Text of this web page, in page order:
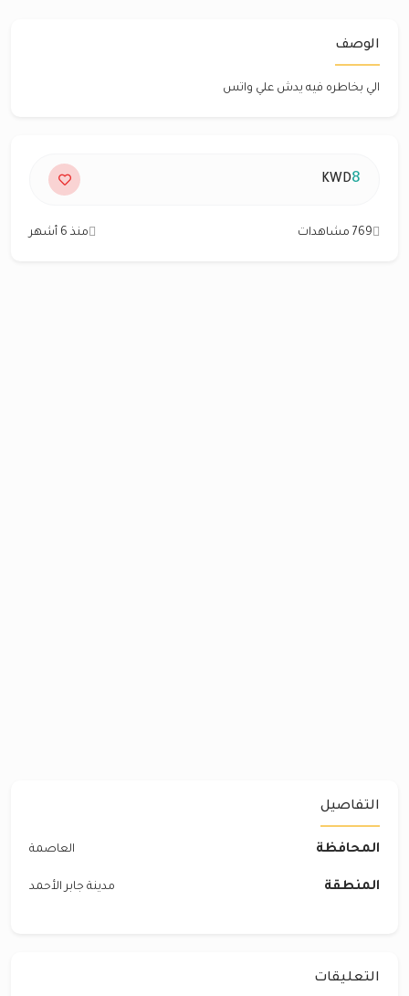
الوصف
الي بخاطره فيه يدش علي واتس
8
KWD
769 مشاهدات منذ 6 أشهر
التفاصيل
المحافظة العاصمة
المنطقة مدينة جابر الأحمد
التعليقات